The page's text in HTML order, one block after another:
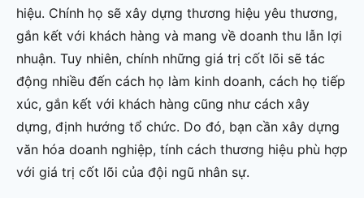
hiệu. Chính họ sẽ xây dựng thương hiệu yêu thương,
gắn kết với khách hàng và mang về doanh thu lẫn lợi
nhuận. Tuy nhiên, chính những giá trị cốt lõi sẽ tác
động nhiều đến cách họ làm kinh doanh, cách họ tiếp
xúc, gắn kết với khách hàng cũng như cách xây
dựng, định hướng tổ chức. Do đó, bạn cần xây dựng
văn hóa doanh nghiệp, tính cách thương hiệu phù hợp
với giá trị cốt lõi của đội ngũ nhân sự.